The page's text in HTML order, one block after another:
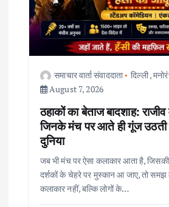
o
समाचार वार्ता संवाददाता दिल्ली,
August 7, 2026
ठहाकों का बेताज बादशाह:
जिनके मंच पर आते ही गूंज उठती
दुनिया
जब भी मंच पर ऐसा कलाकार आता है,
दर्शकों के चेहरे पर मुस्कान आ जाए, तो
कलाकार नहीं, बल्कि लोगों के…